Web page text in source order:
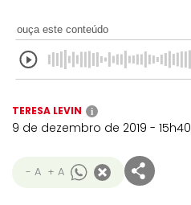
ouça este conteúdo
TERESA LEVIN i
9 de dezembro de 2019 - 15h40
- A + A